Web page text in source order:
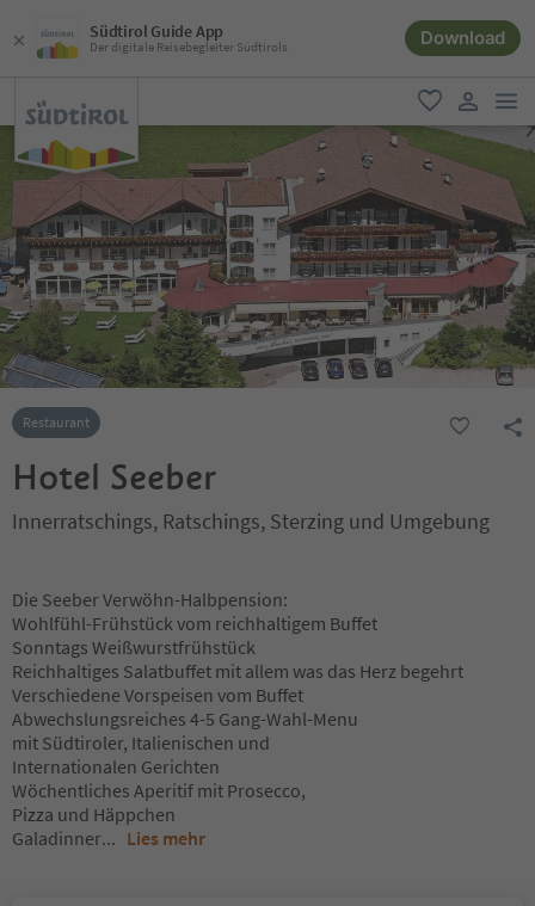
Südtirol Guide App
Der digitale Reisebegleiter Südtirols Download
favorit
user link
Restaurant
Hotel Seeber
Innerratschings, Ratschings, Sterzing und Umgebung
Die Seeber Verwöhn-Halbpension:
Wohlfühl-Frühstück vom reichhaltigem Buffet
Sonntags Weißwurstfrühstück
Reichhaltiges Salatbuffet mit allem was das Herz begehrt
Verschiedene Vorspeisen vom Buffet
Abwechslungsreiches 4-5 Gang-Wahl-Menu
mit Südtiroler, Italienischen und
Internationalen Gerichten
Wöchentliches Aperitif mit Prosecco,
Pizza und Häppchen
Galadinner... Lies mehr